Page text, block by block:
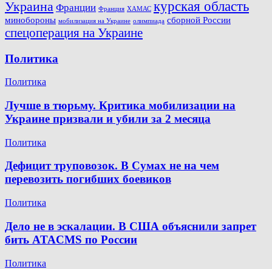
Украина Франции Франция ХАМАС курская область
минобороны мобилизация на Украине олимпиада сборной России
спецоперация на Украине
Политика
Политика
Лучше в тюрьму. Критика мобилизации на
Украине призвали и убили за 2 месяца
Политика
Дефицит труповозок. В Сумах не на чем
перевозить погибших боевиков
Политика
Дело не в эскалации. В США объяснили запрет
бить ATACMS по России
Политика